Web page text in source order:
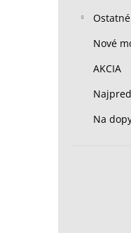
Nové
AKCIA
Na